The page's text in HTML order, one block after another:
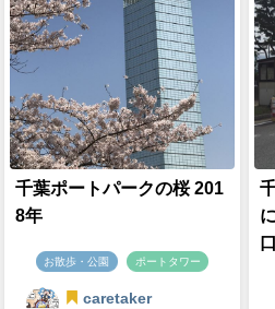
千葉ポートパークの桜 201
8年
お散歩・公園 ポートタワー
caretaker